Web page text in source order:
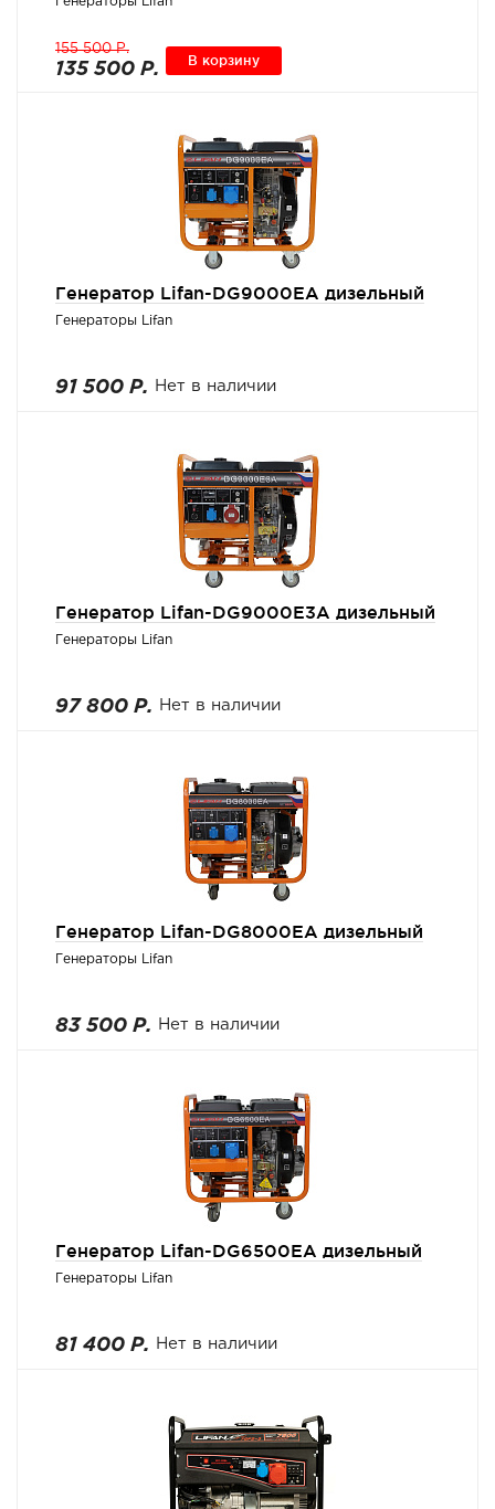
155 500 Р.
135 500 Р. В корзину
Генератор Lifan-DG9000EA дизельный
Генераторы Lifan
91 500 Р. Нет в наличии
Генератор Lifan-DG9000E3A дизельный
Генераторы Lifan
97 800 Р. Нет в наличии
Генератор Lifan-DG8000EA дизельный
Генераторы Lifan
83 500 Р. Нет в наличии
Генератор Lifan-DG6500EA дизельный
Генераторы Lifan
81 400 Р. Нет в наличии